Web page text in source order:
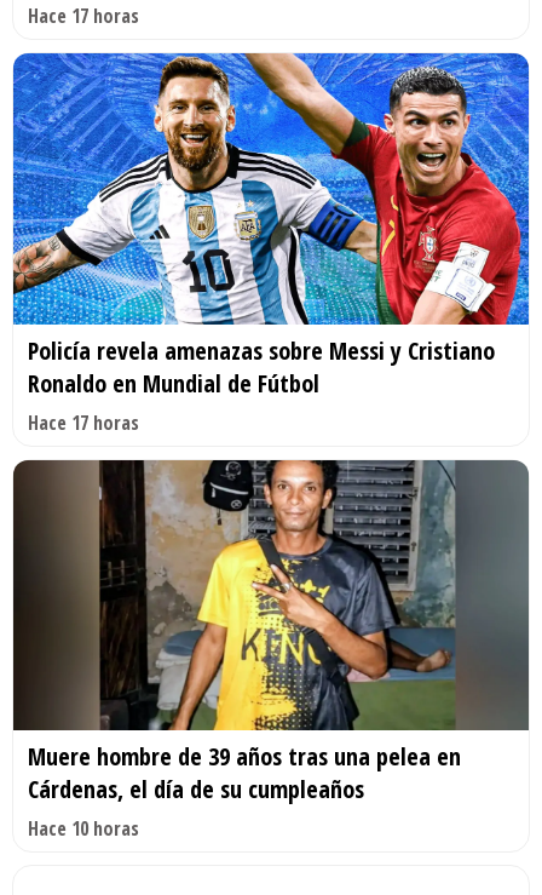
Hace 17 horas
Policía revela amenazas sobre Messi y Cristiano
Ronaldo en Mundial de Fútbol
Hace 17 horas
Muere hombre de 39 años tras una pelea en
Cárdenas, el día de su cumpleaños
Hace 10 horas